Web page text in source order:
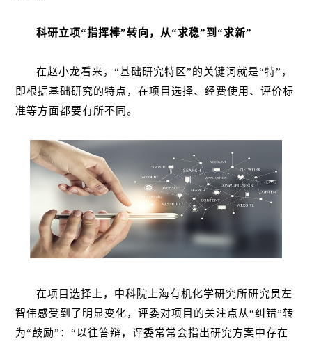
科研立项“指挥棒”转向，从“求稳”到“求新”
在赵小龙看来，“基础研究特区”的关键词就是“特”，
即根据基础研究的特点，在项目选择、经费使用、评价标
准等方面都要有所不同。
在项目选择上，中科院上海有机化学研究所研究员左
智伟感受到了明显变化，评委对项目的关注点从“纠错”转
为“鼓励”：“以往答辩，评委常常会指出研究方案中存在